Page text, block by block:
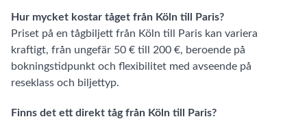
Hur mycket kostar tåget från Köln till Paris?
Priset på en tågbiljett från Köln till Paris kan variera
kraftigt, från ungefär 50 € till 200 €, beroende på
bokningstidpunkt och flexibilitet med avseende på
reseklass och biljettyp.
Finns det ett direkt tåg från Köln till Paris?